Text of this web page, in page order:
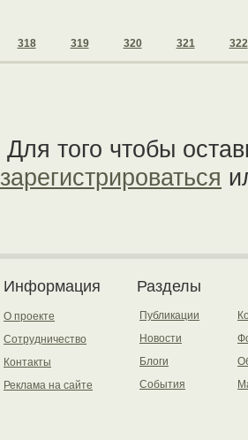
318 319 320 321 322
Для того чтобы
зарегистрироваться
Информация
О проекте
Сотрудничество
Контакты
Реклама на сайте
Разделы
Публикации
Новости
Блоги
События